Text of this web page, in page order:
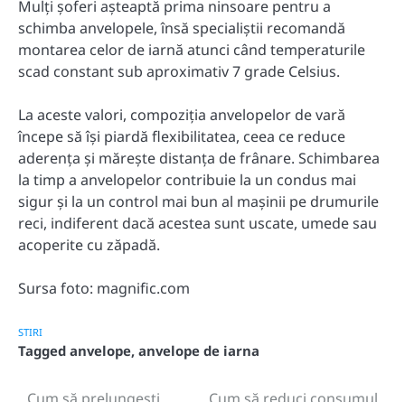
Mulți șoferi așteaptă prima ninsoare pentru a
schimba anvelopele, însă specialiștii recomandă
montarea celor de iarnă atunci când temperaturile
scad constant sub aproximativ 7 grade Celsius.
La aceste valori, compoziția anvelopelor de vară
începe să își piardă flexibilitatea, ceea ce reduce
aderența și mărește distanța de frânare. Schimbarea
la timp a anvelopelor contribuie la un condus mai
sigur și la un control mai bun al mașinii pe drumurile
reci, indiferent dacă acestea sunt uscate, umede sau
acoperite cu zăpadă.
Sursa foto: magnific.com
STIRI
Tagged anvelope, anvelope de iarna